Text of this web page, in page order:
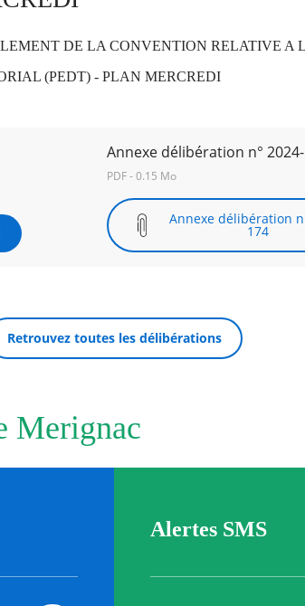
DE LA CONVENTION RELATIVE A
(PEDT) - PLAN MERCREDI
Annexe délibération n°
PDF - 0.15 Mo
Annexe délibération
174
Retrouvez toutes les délibérations
Merignac
Alertes SMS